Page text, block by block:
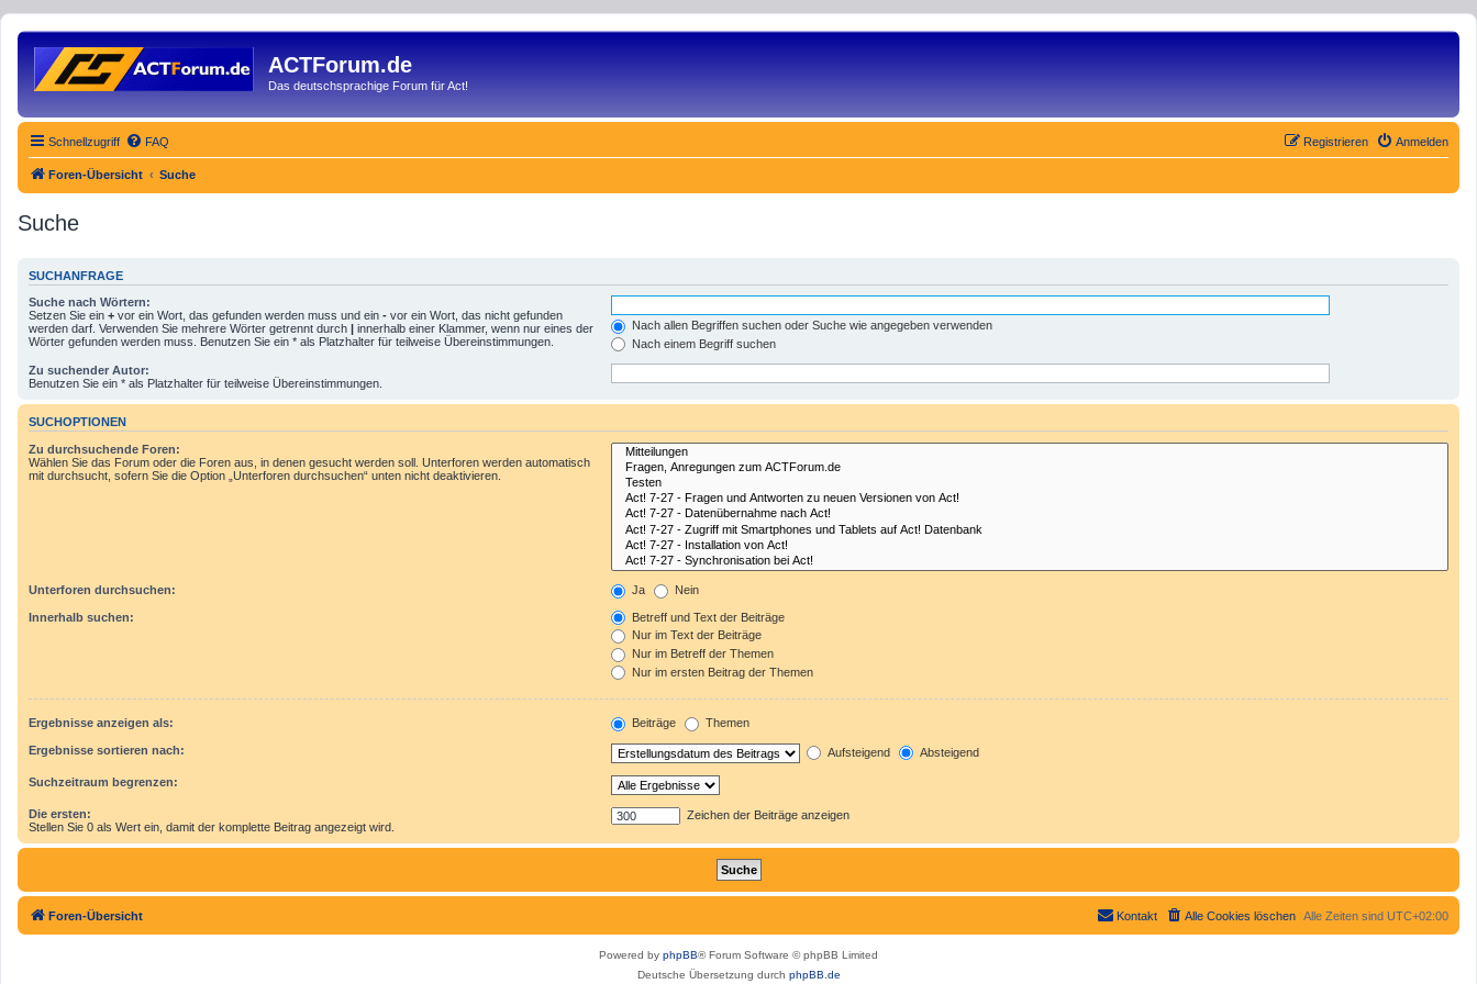
ACTForum.de
Das deutschsprachige Forum für Act!
Schnellzugriff FAQ Anmelden
Registrieren
Foren-Übersicht Suche
Suche
SUCHANFRAGE
Suche nach Wörtern:
Setzen Sie ein + vor ein Wort, das gefunden werden muss und ein - vor ein Wort, das nicht gefunden
werden darf. Verwenden Sie mehrere Wörter getrennt durch | innerhalb einer Klammer, wenn nur eines der
Wörter gefunden werden muss. Benutzen Sie ein * als Platzhalter für teilweise Übereinstimmungen.
Nach allen Begriffen suchen oder Suche wie angegeben verwenden
Nach einem Begriff suchen
Zu suchender Autor:
Benutzen Sie ein * als Platzhalter für teilweise Übereinstimmungen.
SUCHOPTIONEN
Zu durchsuchende Foren:
Wählen Sie das Forum oder die Foren aus, in denen gesucht werden soll. Unterforen werden automatisch
mit durchsucht, sofern Sie die Option „Unterforen durchsuchen“ unten nicht deaktivieren.
Unterforen durchsuchen: Ja Nein
Innerhalb suchen:
Betreff und Text der Beiträge
Nur im Text der Beiträge
Nur im Betreff der Themen
Nur im ersten Beitrag der Themen
Ergebnisse anzeigen als: Beiträge Themen
Ergebnisse sortieren nach: Aufsteigend Absteigend
Suchzeitraum begrenzen:
Die ersten:
Stellen Sie 0 als Wert ein, damit der komplette Beitrag angezeigt wird.
Zeichen der Beiträge anzeigen
Foren-Übersicht Alle Zeiten sind UTC+02:00
Alle Cookies löschen
Kontakt
Powered by phpBB® Forum Software © phpBB Limited
Deutsche Übersetzung durch phpBB.de